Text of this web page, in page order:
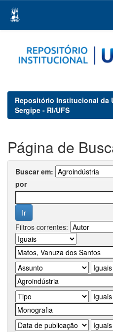
navigation
Repositório Institucional da
Sergipe - RI/UFS
Página de
Buscar em:
por
Filtros correntes: